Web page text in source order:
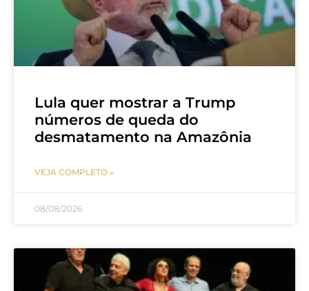
Lula quer mostrar a Trump
números de queda do
desmatamento na Amazônia
VEJA COMPLETO »
08/08/2026